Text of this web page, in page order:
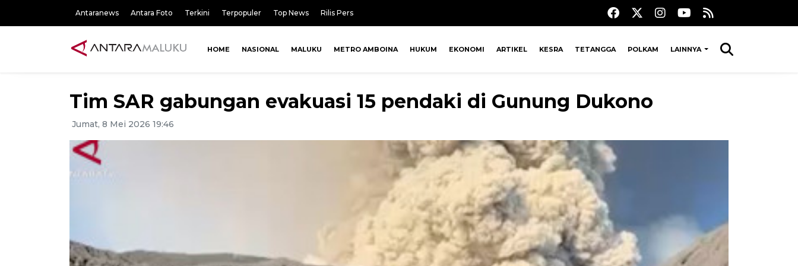
Antaranews Antara Foto Terkini Terpopuler Top News Rilis Pers
HOME NASIONAL MALUKU METRO AMBOINA HUKUM EKONOMI ARTIKEL KESRA TETANGGA POLKAM LAINNYA
Tim SAR gabungan evakuasi 15 pendaki di Gunung Dukono
Jumat, 8 Mei 2026 19:46